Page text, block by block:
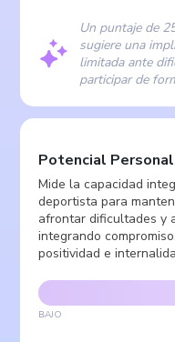
Un puntaje de
sugiere una
limitada ante
participar de
Potencial Personal
Mide la capacidad
deportista para
afrontar dificultades y
integrando
positividad e
BAJO